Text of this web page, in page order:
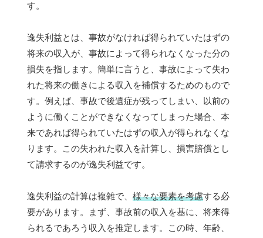
す。
逸失利益とは、事故がなければ得られていたはずの
将来の収入が、事故によって得られなくなった分の
損失を指します。簡単に言うと、事故によって失わ
れた将来の働きによる収入を補償するためのもので
す。例えば、事故で後遺症が残ってしまい、以前の
ように働くことができなくなってしまった場合、本
来であれば得られていたはずの収入が得られなくな
ります。この失われた収入を計算し、損害賠償とし
て請求するのが逸失利益です。
逸失利益の計算は複雑で、 様々な要素を考慮する必
要があります。まず、事故前の収入を基に、将来得
られるであろう収入を推定します。この時、年齢、